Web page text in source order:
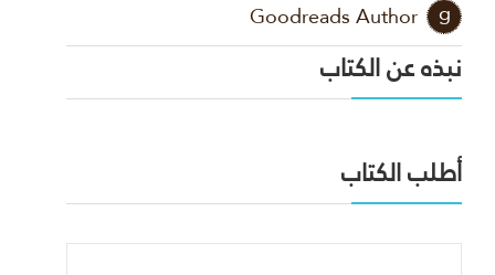
Goodreads Author
نبذه عن الكتاب
أطلب الكتاب